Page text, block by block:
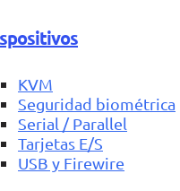
KVM
Seguridad biométrica
Serial / Parallel
Tarjetas E/S
USB y Firewire